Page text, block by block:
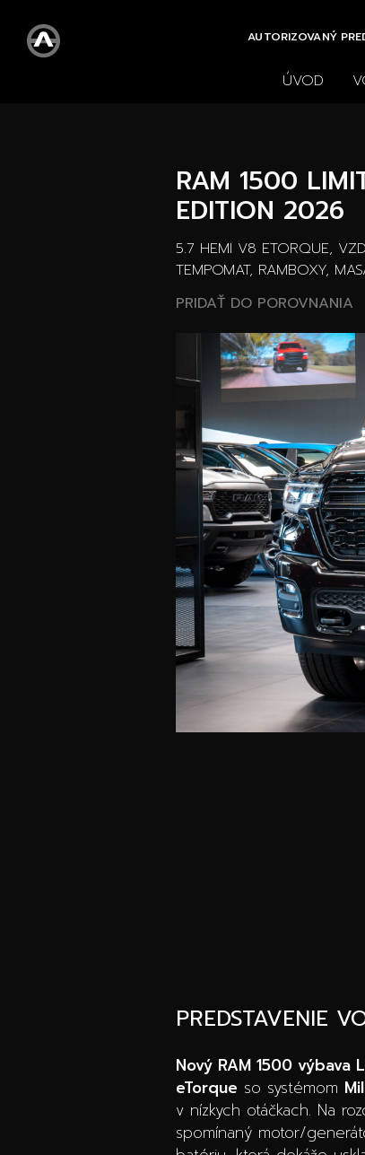
AUTORIZOVANÝ
ÚVOD
vozidlá
RAM 1500
EDITION 2026
5.7 HEMI V8 ETORQUE,
TEMPOMAT, RAMBOXY,
PRIDAŤ DO POROVNANIA
PREDSTAVENIE
Nový RAM 1500 výbava
eTorque so systémom
v nízkych otáčkach. Na
spomínaný motor/